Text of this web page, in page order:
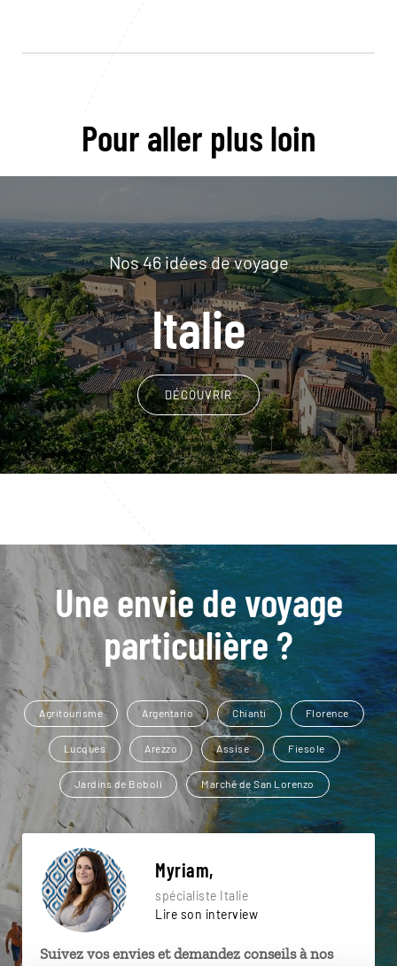
Pour aller plus loin
Nos 46 idées de voyage
Italie
DÉCOUVRIR
Une envie de voyage
particulière ?
Agritourisme Argentario Chianti Florence
Lucques Arezzo Assise Fiesole
Jardins de Boboli Marché de San Lorenzo
Myriam,
spécialiste Italie
Lire son interview
Suivez vos envies et demandez conseils à nos